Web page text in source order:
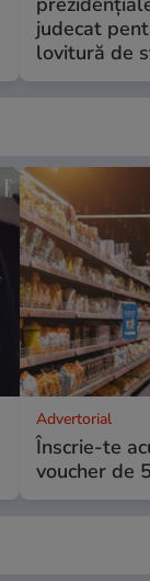
judecat
lovitură de
Advertorial
Înscrie-te
voucher de